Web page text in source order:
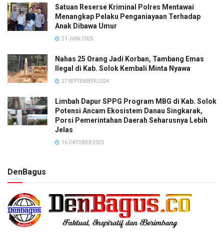
Satuan Reserse Kriminal Polres Mentawai
Menangkap Pelaku Penganiayaan Terhadap
Anak Dibawa Umur
21 JUNI 2025
Nahas 25 Orang Jadi Korban, Tambang Emas
Ilegal di Kab. Solok Kembali Minta Nyawa
27 SEPTEMBER 2024
Limbah Dapur SPPG Program MBG di Kab. Solok
Potensi Ancam Ekosistem Danau Singkarak,
Porsi Pemerintahan Daerah Seharusnya Lebih
Jelas
16 OKTOBER 2025
DenBagus